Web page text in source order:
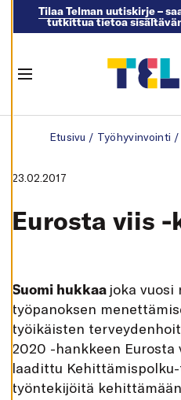
E
E
A
T
K
I
E
L
Ä
K
A
I
K
Tilaa Telman uutiskirje–
tutkittua tietoa
Etusivu / Työhyvinvointi /
23.02.2017
Eurosta viis -
Suomi hukkaa joka vuosi
työpanoksen
työikäisten
2020 -hankkeen Eurosta
laadittu
työntekijöitä